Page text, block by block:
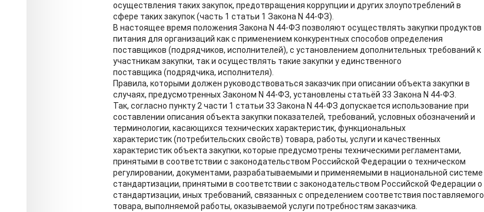
осуществления таких закупок, предотвращения коррупции и других злоупотреблений в
сфере таких закупок (часть 1 статьи 1 Закона N 44-ФЗ).
В настоящее время положения Закона N 44-ФЗ позволяют осуществлять закупки продуктов
питания для организаций как с применением конкурентных способов определения
поставщиков (подрядчиков, исполнителей), с установлением дополнительных требований к
участникам закупки, так и осуществлять такие закупки у единственного
поставщика (подрядчика, исполнителя).
Правила, которыми должен руководствоваться заказчик при описании объекта закупки в
случаях, предусмотренных Законом N 44-ФЗ, установлены статьёй 33 Закона N 44-ФЗ.
Так, согласно пункту 2 части 1 статьи 33 Закона N 44-ФЗ допускается использование при
составлении описания объекта закупки показателей, требований, условных обозначений и
терминологии, касающихся технических характеристик, функциональных
характеристик (потребительских свойств) товара, работы, услуги и качественных
характеристик объекта закупки, которые предусмотрены техническими регламентами,
принятыми в соответствии с законодательством Российской Федерации о техническом
регулировании, документами, разрабатываемыми и применяемыми в национальной системе
стандартизации, принятыми в соответствии с законодательством Российской Федерации о
стандартизации, иных требований, связанных с определением соответствия поставляемого
товара, выполняемой работы, оказываемой услуги потребностям заказчика.